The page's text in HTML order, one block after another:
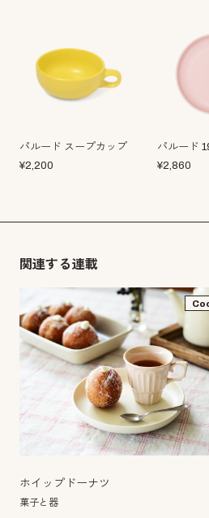
パルード スープカップ
¥2,200
パルード
¥2,860
関連する連載
ホイップドーナツ
菓子と器